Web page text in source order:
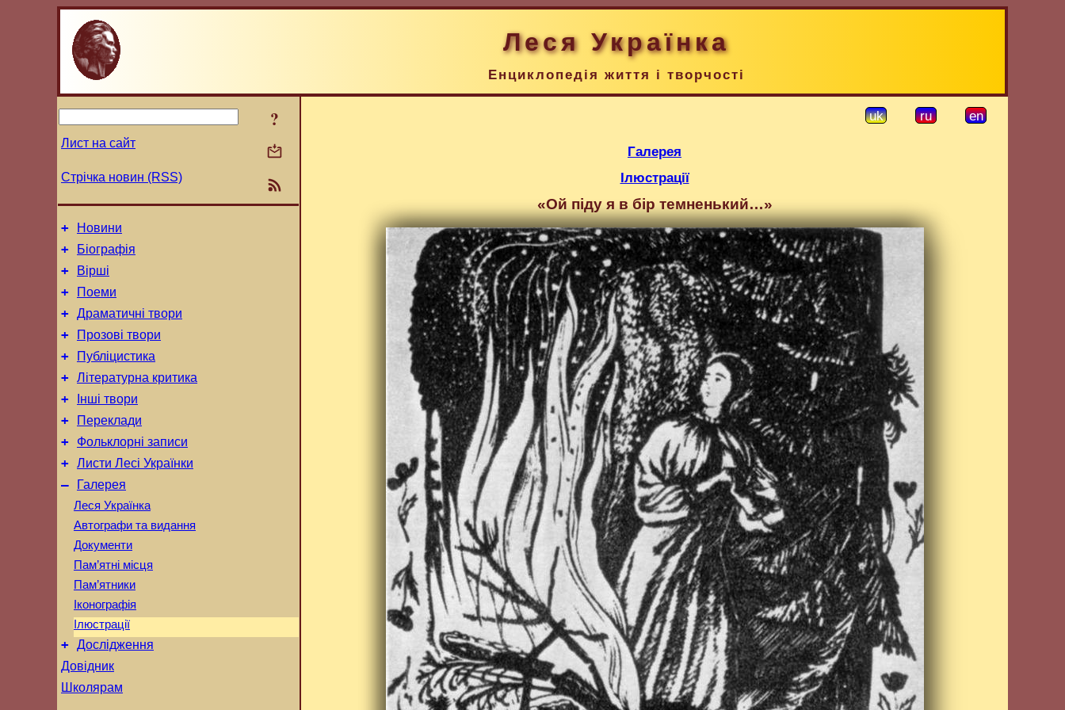
Леся Українка
Енциклопедія життя і творчості
?
Лист на сайт
Стрічка новин (RSS)
+ Новини
+ Біографія
+ Вірші
+ Поеми
+ Драматичні твори
+ Прозові твори
+ Публіцистика
+ Літературна критика
+ Інші твори
+ Переклади
+ Фольклорні записи
+ Листи Лесі Українки
– Галерея
Леся Українка
Автографи та видання
Документи
Пам’ятні місця
Пам’ятники
Іконографія
Ілюстрації
+ Дослідження
Довідник
Школярам
uk ru en
Галерея
Ілюстрації
«Ой піду я в бір темненький…»